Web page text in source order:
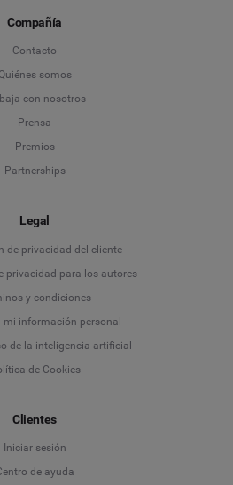
Compañía
Contacto
Quiénes somos
con nosotros
Prensa
Premios
Partnerships
Legal
de privacidad del cliente
privacidad para los autores
y condiciones
mi información personal
de la inteligencia artificial
de Cookies
Clientes
Iniciar sesión
de ayuda
Language
Deutsch